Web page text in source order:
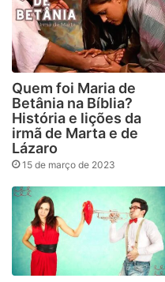
Quem foi Maria de
Betânia na Bíblia?
História e lições da
irmã de Marta e de
Lázaro
15 de março de 2023